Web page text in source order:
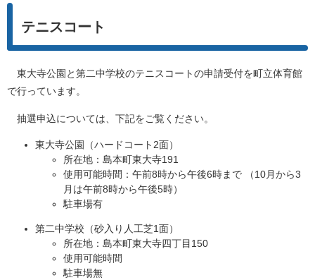
テニスコート
東大寺公園と第二中学校のテニスコートの申請受付を町立体育館
で行っています。
抽選申込については、下記をご覧ください。
東大寺公園（ハードコート2面）
所在地：島本町東大寺191
使用可能時間：午前8時から午後6時まで （10月から3
月は午前8時から午後5時）
駐車場有
第二中学校（砂入り人工芝1面）
所在地：島本町東大寺四丁目150
使用可能時間
駐車場無